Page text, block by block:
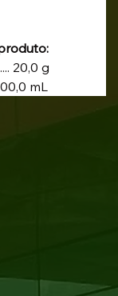
20,0 g
100,0 mL